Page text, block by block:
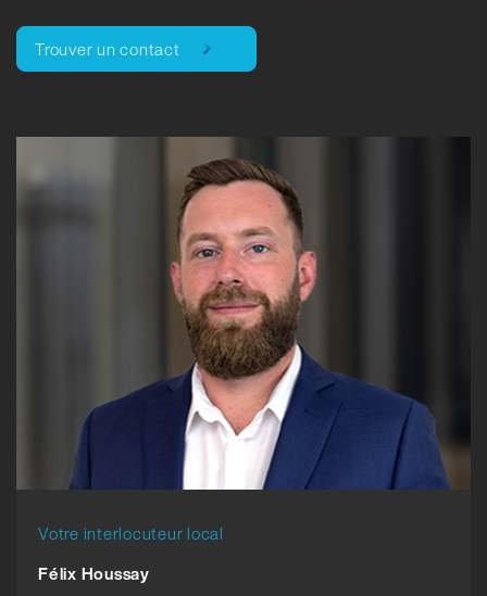
Trouver un contact
Votre interlocuteur local
Félix Houssay